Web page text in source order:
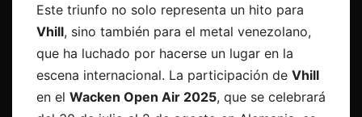
Este triunfo no solo representa un hito para
Vhill, sino también para el metal venezolano,
que ha luchado por hacerse un lugar en la
escena internacional. La participación de Vhill
en el Wacken Open Air 2025, que se celebrará